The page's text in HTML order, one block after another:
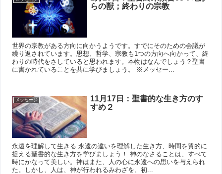
らの獣；終わりの宗教
世界の宗教がある方向に向かうようです。すでにそのための会議が
繰り返されています。思想、哲学、宗教も1つの方向へ向かって、終
わりの時代をさしていると思われます。本物はなんでしょう？聖書
に書かれていることを共に学びましょう。 ※メッセー...
メッセージ
11月17日：聖書的な生き方のす
すめ２
永遠を理解して生きる 永遠の違いを理解した生き方、時間を質的に
捉える聖書的な生き方を学びましょう！ 神のなさることは、すべて
時にかなって美しい。神はまた、人の心に永遠への思いを与えられ
た。しかし、人は、神が行われるみわざを、初...